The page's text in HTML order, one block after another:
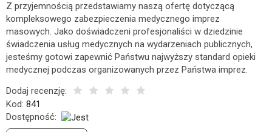
Z przyjemnością przedstawiamy naszą ofertę dotyczącą
kompleksowego zabezpieczenia medycznego imprez
masowych. Jako doświadczeni profesjonaliści w dziedzinie
świadczenia usług medycznych na wydarzeniach publicznych,
jesteśmy gotowi zapewnić Państwu najwyższy standard opieki
medycznej podczas organizowanych przez Państwa imprez.
Dodaj recenzję:
Kod: 841
Dostępność: